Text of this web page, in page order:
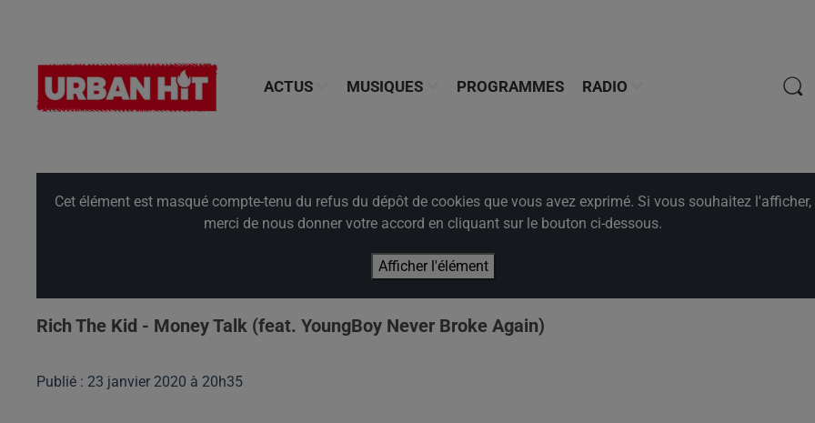
ACTUS MUSIQUES PROGRAMMES RADIO
Cet élément est masqué compte-tenu du refus du dépôt de cookies que vous avez exprimé. Si vous souhaitez l'afficher,
merci de nous donner votre accord en cliquant sur le bouton ci-dessous.
Afficher l'élément
Rich The Kid - Money Talk (feat. YoungBoy Never Broke Again)
Publié : 23 janvier 2020 à 20h35